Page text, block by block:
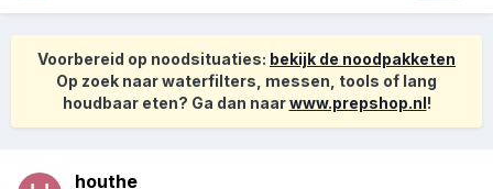
Voorbereid op noodsituaties: bekijk de noodpakketen
Op zoek naar waterfilters, messen, tools of lang
houdbaar eten? Ga dan naarwww.prepshop.nl!
houthe